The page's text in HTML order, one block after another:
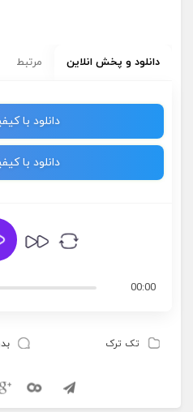
دانلود و پخش انلاین مرتبط
دانلود با
دانلود با
00:00
تک ترک